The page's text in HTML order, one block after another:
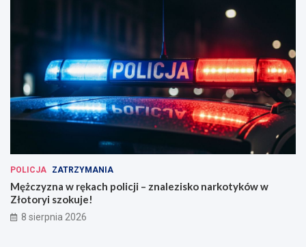
POLICJA ZATRZYMANIA
Mężczyzna w rękach policji – znalezisko narkotyków w
Złotoryi szokuje!
8 sierpnia 2026